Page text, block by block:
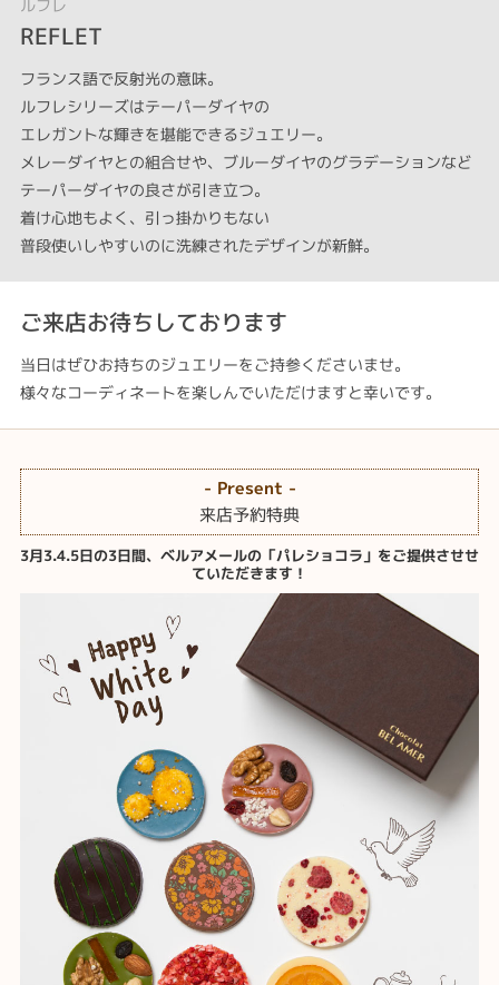
ルフレ
REFLET
フランス語で反射光の意味。
ルフレシリーズはテーパーダイヤの
エレガントな輝きを堪能できるジュエリー。
メレーダイヤとの組合せや、ブルーダイヤのグラデーションなど
テーパーダイヤの良さが引き立つ。
着け心地もよく、引っ掛かりもない
普段使いしやすいのに洗練されたデザインが新鮮。
ご来店お待ちしております
当日はぜひお持ちのジュエリーをご持参くださいませ。
様々なコーディネートを楽しんでいただけますと幸いです。
- Present -
来店予約特典
3月3.4.5日の3日間、ベルアメールの「パレショコラ」をご提供させせ
ていただきます！